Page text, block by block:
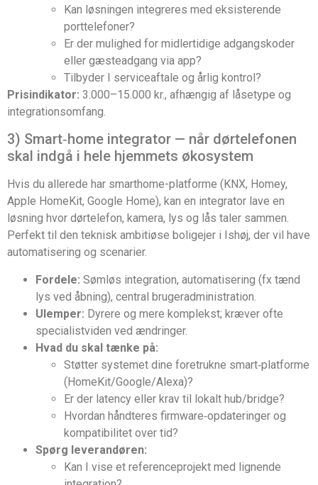
Kan løsningen integreres med eksisterende
porttelefoner?
Er der mulighed for midlertidige adgangskoder
eller gæsteadgang via app?
Tilbyder I serviceaftale og årlig kontrol?
Prisindikator: 3.000–15.000 kr., afhængig af låsetype og
integrationsomfang.
3) Smart‑home integrator — når dørtelefonen
skal indgå i hele hjemmets økosystem
Hvis du allerede har smarthome-platforme (KNX, Homey,
Apple HomeKit, Google Home), kan en integrator lave en
løsning hvor dørtelefon, kamera, lys og lås taler sammen.
Perfekt til den teknisk ambitiøse boligejer i Ishøj, der vil have
automatisering og scenarier.
Fordele: Sømløs integration, automatisering (fx tænd
lys ved åbning), central brugeradministration.
Ulemper: Dyrere og mere komplekst; kræver ofte
specialistviden ved ændringer.
Hvad du skal tænke på:
Støtter systemet dine foretrukne smart‑platforme
(HomeKit/Google/Alexa)?
Er der latency eller krav til lokalt hub/bridge?
Hvordan håndteres firmware‑opdateringer og
kompatibilitet over tid?
Spørg leverandøren:
Kan I vise et referenceprojekt med lignende